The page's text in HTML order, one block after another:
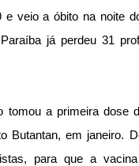
e veio a óbito na noite
já perdeu 31
tomou a primeira dose
Butantan, em janeiro.
para que a